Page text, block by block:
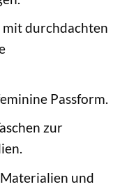
durchdachten
Passform.
zur
und